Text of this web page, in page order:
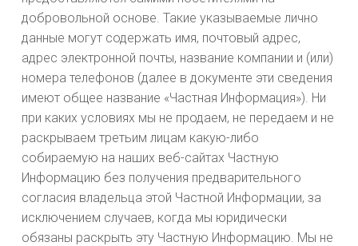
добровольной основе. Такие указываемые лично
данные могут содержать имя, почтовый адрес,
адрес электронной почты, название компании и (или)
номера телефонов (далее в документе эти сведения
имеют общее название «Частная Информация»). Ни
при каких условиях мы не продаем, не передаем и не
раскрываем третьим лицам какую-либо
собираемую на наших веб-сайтах Частную
Информацию без получения предварительного
согласия владельца этой Частной Информации, за
исключением случаев, когда мы юридически
обязаны раскрыть эту Частную Информацию. Мы не